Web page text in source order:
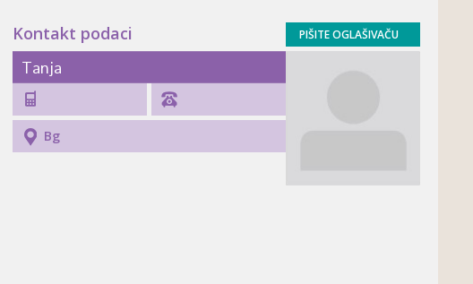
Kontakt podaci PIŠITE OGLAŠIVAČU
Tanja
Bg